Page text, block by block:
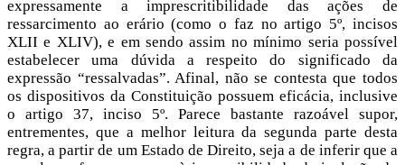
expressamente a imprescritibilidade das ações de
ressarcimento ao erário (como o faz no artigo 5º, incisos
XLII e XLIV), e em sendo assim no mínimo seria possível
estabelecer uma dúvida a respeito do significado da
expressão “ressalvadas”. Afinal, não se contesta que todos
os dispositivos da Constituição possuem eficácia, inclusive
o artigo 37, inciso 5º. Parece bastante razoável supor,
entrementes, que a melhor leitura da segunda parte desta
regra, a partir de um Estado de Direito, seja a de inferir que a